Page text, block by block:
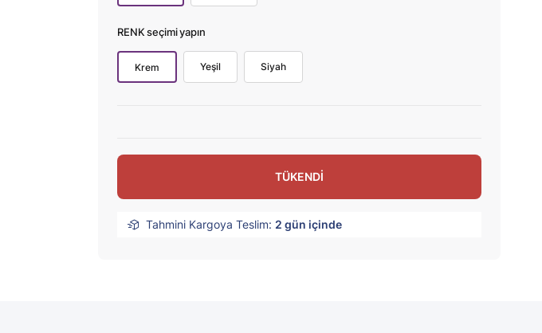
RENK seçimi yapın
Krem Yeşil Siyah
TÜKENDİ
Tahmini Kargoya Teslim: 2 gün içinde